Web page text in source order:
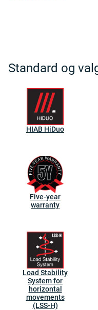
Standard og
HIAB HiDuo
Five-year
warranty
Load Stability
System for
horizontal
movements
(LSS-H)